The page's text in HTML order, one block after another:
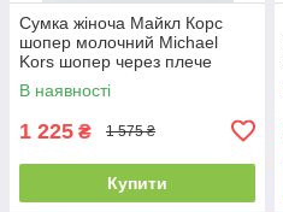
Сумка жіноча Майкл Корс
шопер молочний Michael
Kors шопер через плече
В наявності
1 225 ₴ 1 575 ₴
Купити